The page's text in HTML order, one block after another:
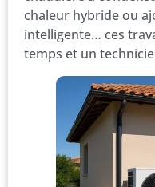
chaleur hybride ou
intelligente… ces
temps et un